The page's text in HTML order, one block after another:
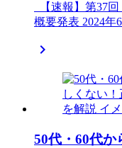
【速報】第37
概要発表 2024年

50代・60代か